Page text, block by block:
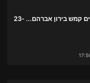
עמיחי שיקלי נכנס במאתיים קמש בירון אברהם... 23-